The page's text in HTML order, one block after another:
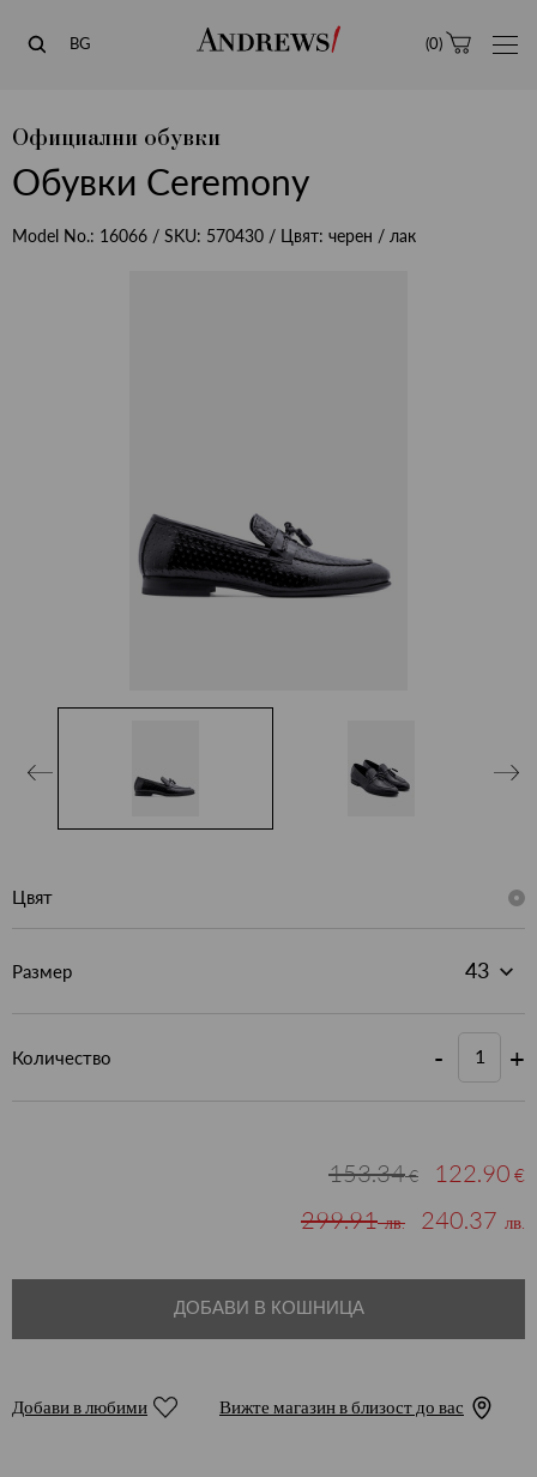
Andrews
BG (0)
Официални обувки
Обувки Ceremony
Model No.: 16066 / SKU: 570430 / Цвят: черен / лак
Цвят
Размер
Количество - +
153.34€ 122.90 €
299.91лв. 240.37 лв.
ДОБАВИ В КОШНИЦА
Добави в любими Вижте магазин в близост до вас